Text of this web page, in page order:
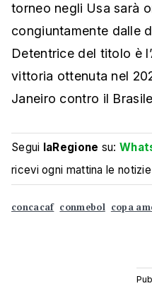
torneo negli Usa sarà
congiuntamente dalle
Detentrice del titolo è
vittoria ottenuta nel
Janeiro contro il
Segui laRegione su:
ricevi ogni mattina le
concacaf conmebol copa